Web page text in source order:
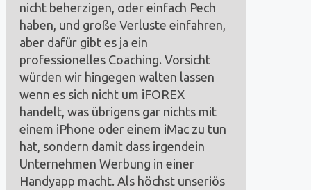
nicht beherzigen, oder einfach Pech
haben, und große Verluste einfahren,
aber dafür gibt es ja ein
professionelles Coaching. Vorsicht
würden wir hingegen walten lassen
wenn es sich nicht um iFOREX
handelt, was übrigens gar nichts mit
einem iPhone oder einem iMac zu tun
hat, sondern damit dass irgendein
Unternehmen Werbung in einer
Handyapp macht. Als höchst unseriös